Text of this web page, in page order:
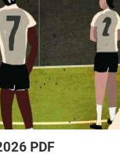
PDF